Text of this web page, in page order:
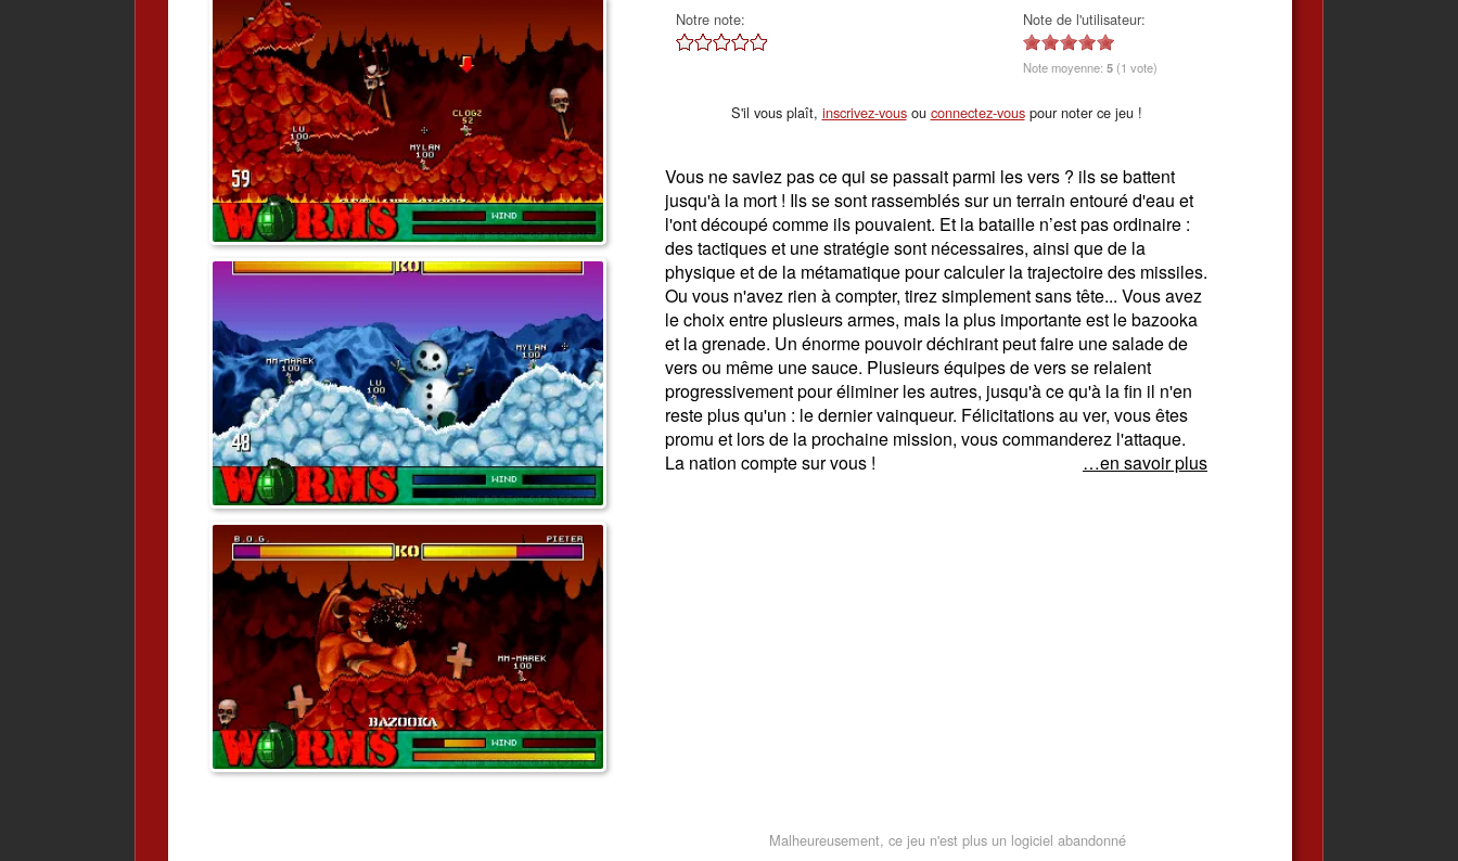
Notre note: Note de l'utilisateur:
Note moyenne: 5 (1 vote)
S'il vous plaît, inscrivez-vousou connectez-vouspour noter ce jeu !
Vous ne saviez pas ce qui se passait parmi les vers ? ils se battent
jusqu'à la mort ! Ils se sont rassemblés sur un terrain entouré d'eau et
l'ont découpé comme ils pouvaient. Et la bataille n’est pas ordinaire :
des tactiques et une stratégie sont nécessaires, ainsi que de la
physique et de la métamatique pour calculer la trajectoire des missiles.
Ou vous n'avez rien à compter, tirez simplement sans tête... Vous avez
le choix entre plusieurs armes, mais la plus importante est le bazooka
et la grenade. Un énorme pouvoir déchirant peut faire une salade de
vers ou même une sauce. Plusieurs équipes de vers se relaient
progressivement pour éliminer les autres, jusqu'à ce qu'à la fin il n'en
reste plus qu'un : le dernier vainqueur. Félicitations au ver, vous êtes
promu et lors de la prochaine mission, vous commanderez l'attaque.
La nation compte sur vous !
…en savoir plus
Malheureusement, ce jeu n'est plus un logiciel abandonné